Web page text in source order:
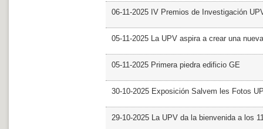
06-11-2025 IV Premios de Investigación
05-11-2025 La UPV aspira a crear una
05-11-2025 Primera piedra edificio GE
30-10-2025 Exposición Salvem les Fotos
29-10-2025 La UPV da la bienvenida a los